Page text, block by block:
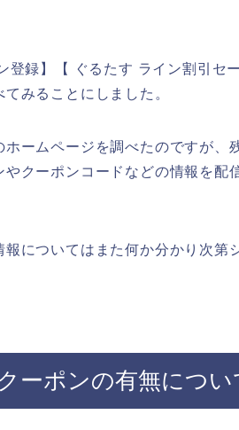
登録】【 ぐるたす ライン割引セ
みることにしました。
ームページを調べたのですが、
クーポンコードなどの情報を配
についてはまた何か分かり次第
ーポンの有無につい